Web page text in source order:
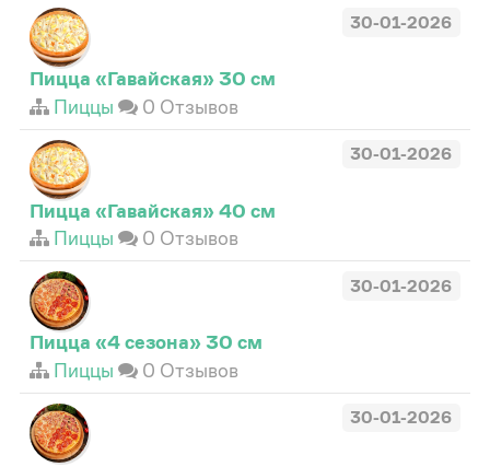
30-01-2026
Пицца «Гавайская» 30 см
Пиццы
0 Отзывов
30-01-2026
Пицца «Гавайская» 40 см
Пиццы
0 Отзывов
30-01-2026
Пицца «4 сезона» 30 см
Пиццы
0 Отзывов
30-01-2026